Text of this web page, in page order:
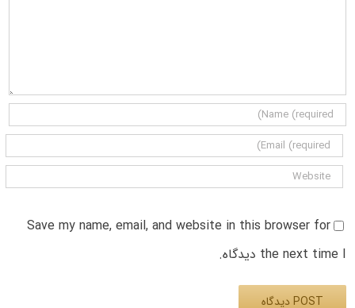
Save my name, email, and website in this browser for
the next time I دیدگاه.